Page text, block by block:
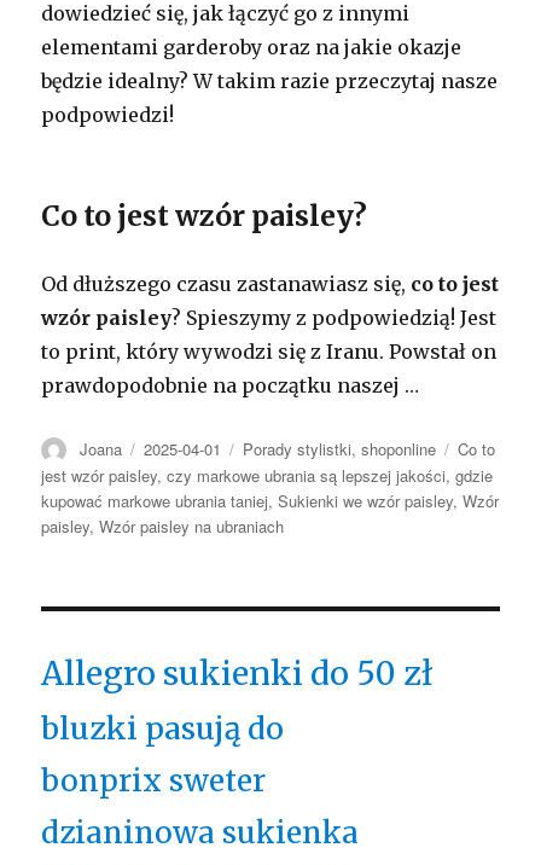
dowiedzieć się, jak łączyć go z innymi
elementami garderoby oraz na jakie okazje
będzie idealny? W takim razie przeczytaj nasze
podpowiedzi!
Co to jest wzór paisley?
Od dłuższego czasu zastanawiasz się, co to jest
wzór paisley? Spieszymy z podpowiedzią! Jest
to print, który wywodzi się z Iranu. Powstał on
prawdopodobnie na początku naszej …
Autor
Joana Opublikowano
2025-04-01 Kategorie
Porady stylistki,shoponline Tagi
Co to
jest wzór paisley,czy markowe ubrania są lepszej jakości,gdzie
kupować markowe ubrania taniej,Sukienki we wzór paisley,Wzór
paisley,Wzór paisley na ubraniach
Allegro sukienki do 50 zł
bluzki pasują do
bonprix sweter
dzianinowa sukienka